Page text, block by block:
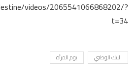
videos/2065541066868202/?
t=34
البنك الوطني يوم المرأة